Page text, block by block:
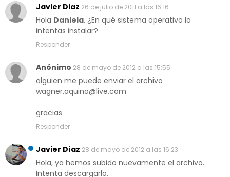
Javier Diaz 26 de julio de 2011 a las 16:16
Hola Daniela, ¿En qué sistema operativo lo
intentas instalar?
Responder
Anónimo 28 de mayo de 2012 a las 15:55
alguien me puede enviar el archivo
wagner.aquino@live.com
gracias
Responder
Javier Díaz 28 de mayo de 2012 a las 16:23
Hola, ya hemos subido nuevamente el archivo.
Intenta descargarlo.